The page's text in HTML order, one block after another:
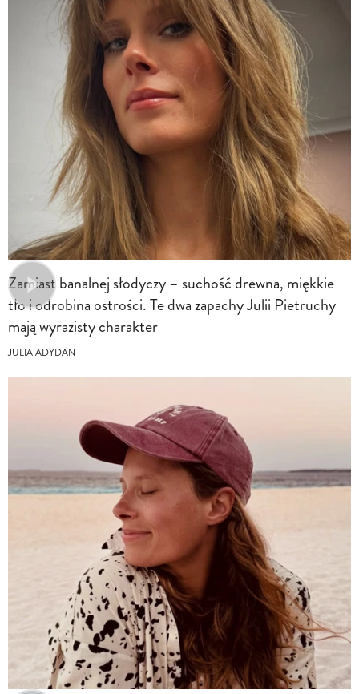
Zamiast banalnej słodyczy – suchość drewna, miękkie
tło i odrobina ostrości. Te dwa zapachy Julii Pietruchy
mają wyrazisty charakter
JULIA ADYDAN